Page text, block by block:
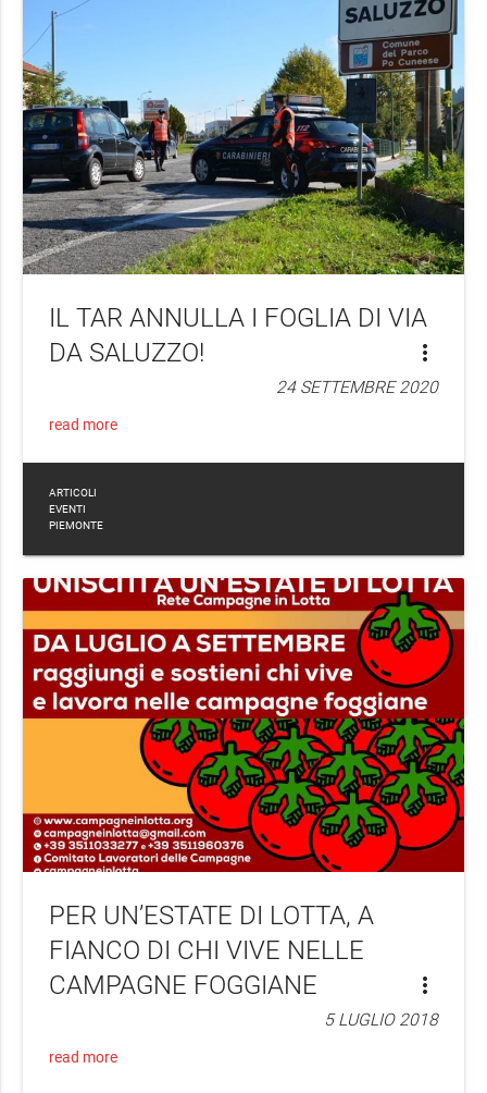
IL TAR ANNULLA I FOGLIA DI VIA
DA SALUZZO!
more_vert
24 SETTEMBRE 2020
read more
ARTICOLI
EVENTI
PIEMONTE
PER UN’ESTATE DI LOTTA, A
FIANCO DI CHI VIVE NELLE
CAMPAGNE FOGGIANE
more_vert
5 LUGLIO 2018
read more